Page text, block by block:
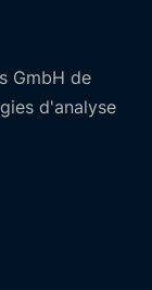
GmbH de
d'analyse